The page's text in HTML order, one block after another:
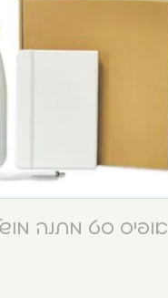
אופיס סט מתנה